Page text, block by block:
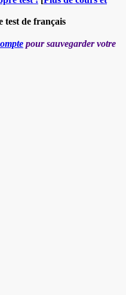
test de français
pour sauvegarder votre